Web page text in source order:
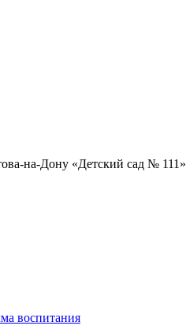
на-Дону «Детский сад № 111»
воспитания